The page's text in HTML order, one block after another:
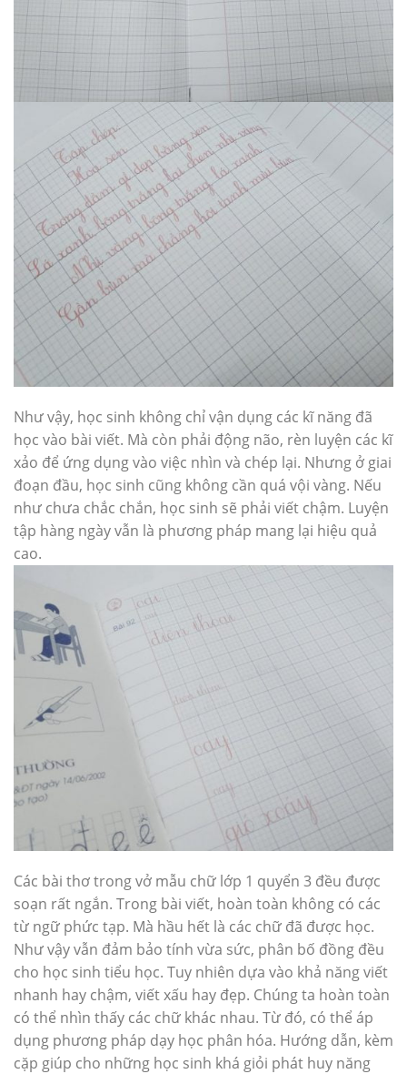
Như vậy, học sinh không chỉ vận dụng các kĩ năng đã
học vào bài viết. Mà còn phải động não, rèn luyện các kĩ
xảo để ứng dụng vào việc nhìn và chép lại. Nhưng ở giai
đoạn đầu, học sinh cũng không cần quá vội vàng. Nếu
như chưa chắc chắn, học sinh sẽ phải viết chậm. Luyện
tập hàng ngày vẫn là phương pháp mang lại hiệu quả
cao.
Các bài thơ trong vở mẫu chữ lớp 1 quyển 3 đều được
soạn rất ngắn. Trong bài viết, hoàn toàn không có các
từ ngữ phức tạp. Mà hầu hết là các chữ đã được học.
Như vậy vẫn đảm bảo tính vừa sức, phân bố đồng đều
cho học sinh tiểu học. Tuy nhiên dựa vào khả năng viết
nhanh hay chậm, viết xấu hay đẹp. Chúng ta hoàn toàn
có thể nhìn thấy các chữ khác nhau. Từ đó, có thể áp
dụng phương pháp dạy học phân hóa. Hướng dẫn, kèm
cặp giúp cho những học sinh khá giỏi phát huy năng